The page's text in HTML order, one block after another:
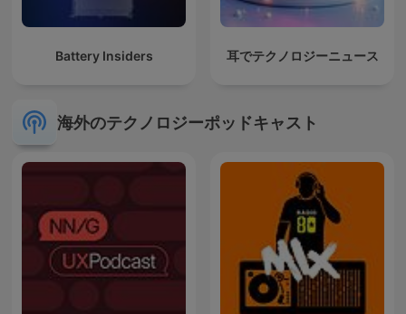
Battery Insiders 耳でテクノロジーニュース
海外のテクノロジーポッドキャスト